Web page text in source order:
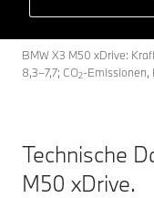
BMW X3 M50 xDrive:
8,3–7,7; CO2-Emissionen,
Technische
M50 xDrive.